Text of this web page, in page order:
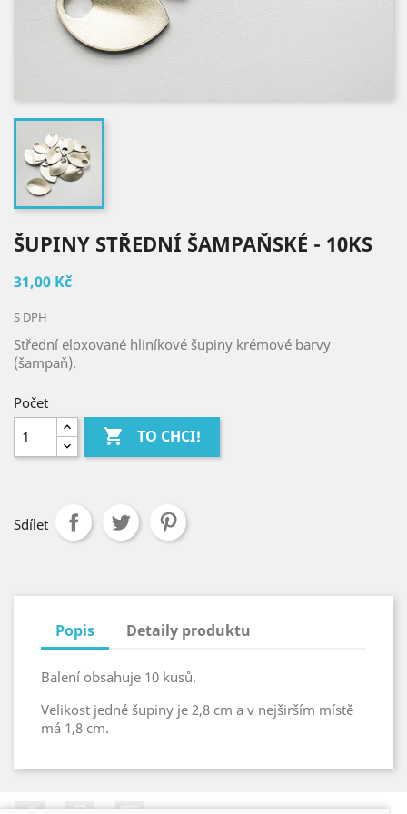
ŠUPINY STŘEDNÍ ŠAMPAŇSKÉ - 10KS
31,00 Kč
S DPH
Střední eloxované hliníkové šupiny krémové barvy
(šampaň).
Počet
 TO CHCI!
Sdílet
Popis Detaily produktu
Balení obsahuje 10 kusů.
Velikost jedné šupiny je 2,8 cm a v nejširším místě
má 1,8 cm.